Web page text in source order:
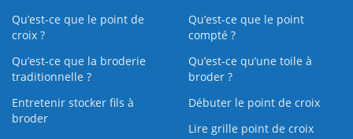
Qu’est-ce que le point de
croix ?
Qu’est-ce que le point
compté ?
Qu’est-ce que la broderie
traditionnelle ?
Qu’est‑ce qu’une toile à
broder ?
Entretenir stocker fils à
broder
Débuter le point de croix
Lire grille point de croix